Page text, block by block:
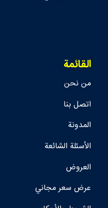
القائمة
من نحن
اتصل بنا
المدونة
الأسئلة الشائعة
العروض
عرض سعر مجاني